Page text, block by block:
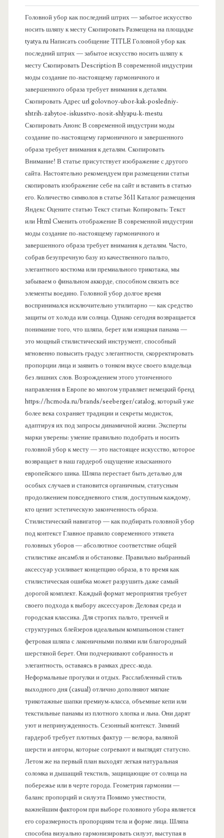
Головной убор как последний штрих — забытое искусство
носить шляпу к месту Скопировать Размещена на площадке
tyatya.ru Написать сообщение TITLE Головной убор как
последний штрих — забытое искусство носить шляпу к
месту Скопировать Description В современной индустрии
моды создание по-настоящему гармоничного и
завершенного образа требует внимания к деталям.
Скопировать Адрес url golovnoy-ubor-kak-posledniy-
shtrih-zabytoe-iskusstvo-nosit-shlyapu-k-mestu
Скопировать Анонс В современной индустрии моды
создание по-настоящему гармоничного и завершенного
образа требует внимания к деталям. Скопировать
Внимание! В статье присутствует изображение с другого
сайта. Настоятельно рекомендуем при размещении статьи
скопировать изображение себе на сайт и вставить в статью
его. Количество символов в статье 3611 Каталог размещения
Яндекс Оцените статью Текст статьи: Копировать: Текст
или Html Cменить отображение В современной индустрии
моды создание по-настоящему гармоничного и
завершенного образа требует внимания к деталям. Часто,
собрав безупречную базу из качественного пальто,
элегантного костюма или премиального трикотажа, мы
забываем о финальном аккорде, способном связать все
элементы воедино. Головной убор долгое время
воспринимался исключительно утилитарно — как средство
защиты от холода или солнца. Однако сегодня возвращается
понимание того, что шляпа, берет или изящная панама —
это мощный стилистический инструмент, способный
мгновенно повысить градус элегантности, скорректировать
пропорции лица и заявить о тонком вкусе своего владельца
без лишних слов. Возрождением этого утонченного
направления в Европе во многом управляет немецкий бренд
https://hcmoda.ru/brands/seeberger/catalog, который уже
более века сохраняет традиции и секреты модисток,
адаптируя их под запросы динамичной жизни. Эксперты
марки уверены: умение правильно подобрать и носить
головной убор к месту — это настоящее искусство, которое
возвращает в наш гардероб ощущение изысканного
европейского шика. Шляпа перестает быть деталью для
особых случаев и становится органичным, статусным
продолжением повседневного стиля, доступным каждому,
кто ценит эстетическую законченность образа.
Стилистический навигатор — как подбирать головной убор
под контекст Главное правило современного этикета
головных уборов — абсолютное соответствие общей
стилистике ансамбля и обстановке. Правильно выбранный
аксессуар усиливает концепцию образа, в то время как
стилистическая ошибка может разрушить даже самый
дорогой комплект. Каждый формат мероприятия требует
своего подхода к выбору аксессуаров: Деловая среда и
городская классика. Для строгих пальто, тренчей и
структурных блейзеров идеальным компаньоном станет
фетровая шляпа с лаконичными полями или благородный
шерстяной берет. Они подчеркивают собранность и
элегантность, оставаясь в рамках дресс-кода.
Неформальные прогулки и отдых. Расслабленный стиль
выходного дня (casual) отлично дополняют мягкие
трикотажные шапки премиум-класса, объемные кепи или
текстильные панамы из плотного хлопка и льна. Они дарят
уют и непринужденность. Сезонный контекст. Зимний
гардероб требует плотных фактур — велюра, валяной
шерсти и ангоры, которые согревают и выглядят статусно.
Летом же на первый план выходят легкая натуральная
соломка и дышащий текстиль, защищающие от солнца на
побережье или в черте города. Геометрия гармонии —
баланс пропорций и силуэта Помимо уместности,
важнейшим фактором при выборе головного убора является
его соразмерность пропорциям тела и форме лица. Шляпа
способна визуально гармонизировать силуэт, выступая в